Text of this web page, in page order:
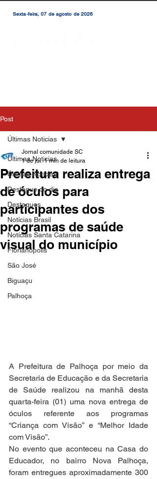
Sexta-feira, 07 de agosto de 2026
Post
Últimas Noticias
Últimas Notícias
Destaque do dia
Destaques
Notícias Brasil
Notícias Santa Catarina
Florianópolis
São José
Biguaçu
Palhoça
Últimas Noticias
Prefeitura realiza entrega
de óculos para
participantes dos
programas de saúde
visual do município
Jornal comunidade SC
1 de jul. 1 min de leitura
A Prefeitura de Palhoça por meio da
Secretaria de Educação e da Secretaria
de Saúde realizou na manhã desta
quarta-feira (01) uma nova entrega de
óculos referente aos programas
“Criança com Visão” e “Melhor Idade
com Visão”.
No evento que aconteceu na Casa do
Educador, no bairro Nova Palhoça,
foram entregues aproximadamente 300